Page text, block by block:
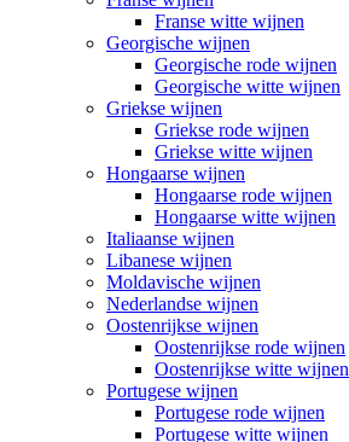
Franse witte wijnen
Georgische wijnen
Georgische rode wijnen
Georgische witte wijnen
Griekse wijnen
Griekse rode wijnen
Griekse witte wijnen
Hongaarse wijnen
Hongaarse rode wijnen
Hongaarse witte wijnen
Italiaanse wijnen
Libanese wijnen
Moldavische wijnen
Nederlandse wijnen
Oostenrijkse wijnen
Oostenrijkse rode wijnen
Oostenrijkse witte wijnen
Portugese wijnen
Portugese rode wijnen
Portugese witte wijnen